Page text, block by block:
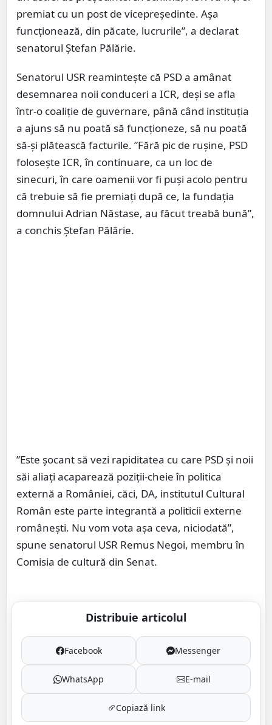
premiat cu un post de vicepreședinte. Așa
funcționează, din păcate, lucrurile”, a declarat
senatorul Ștefan Pălărie.
Senatorul USR reamintește că PSD a amânat
desemnarea noii conduceri a ICR, deși se afla
într-o coaliție de guvernare, până când instituția
a ajuns să nu poată să funcționeze, să nu poată
să-și plătească facturile. ”Fără pic de rușine, PSD
folosește ICR, în continuare, ca un loc de
sinecuri, în care oamenii vor fi puși acolo pentru
că trebuie să fie premiați după ce, la fundația
domnului Adrian Năstase, au făcut treabă bună”,
a conchis Ștefan Pălărie.
”Este șocant să vezi rapiditatea cu care PSD și noii
săi aliați acaparează poziții-cheie în politica
externă a României, căci, DA, institutul Cultural
Român este parte integrantă a politicii externe
românești. Nu vom vota așa ceva, niciodată”,
spune senatorul USR Remus Negoi, membru în
Comisia de cultură din Senat.
Distribuie articolul
Facebook Messenger
WhatsApp E-mail
Copiază link